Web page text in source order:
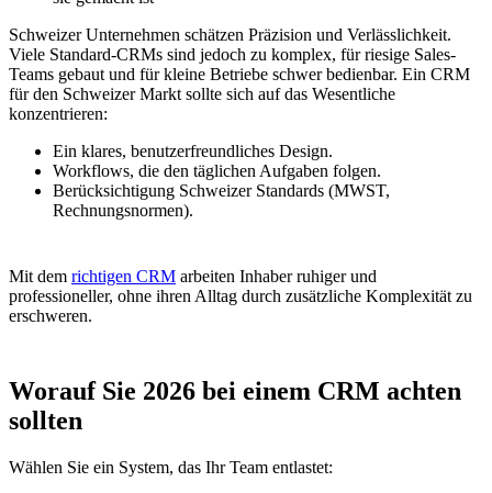
Schweizer Unternehmen schätzen Präzision und Verlässlichkeit.
Viele Standard-CRMs sind jedoch zu komplex, für riesige Sales-
Teams gebaut und für kleine Betriebe schwer bedienbar. Ein CRM
für den Schweizer Markt sollte sich auf das Wesentliche
konzentrieren:
Ein klares, benutzerfreundliches Design.
Workflows, die den täglichen Aufgaben folgen.
Berücksichtigung Schweizer Standards (MWST,
Rechnungsnormen).
Mit dem richtigen CRM arbeiten Inhaber ruhiger und
professioneller, ohne ihren Alltag durch zusätzliche Komplexität zu
erschweren.
Worauf Sie 2026 bei einem CRM achten
sollten
Wählen Sie ein System, das Ihr Team entlastet: